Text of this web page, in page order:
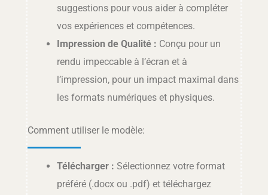
suggestions pour vous aider à compléter
vos expériences et compétences.
Impression de Qualité : Conçu pour un
rendu impeccable à l’écran et à
l’impression, pour un impact maximal dans
les formats numériques et physiques.
Comment utiliser le modèle:
Télécharger : Sélectionnez votre format
préféré (.docx ou .pdf) et téléchargez